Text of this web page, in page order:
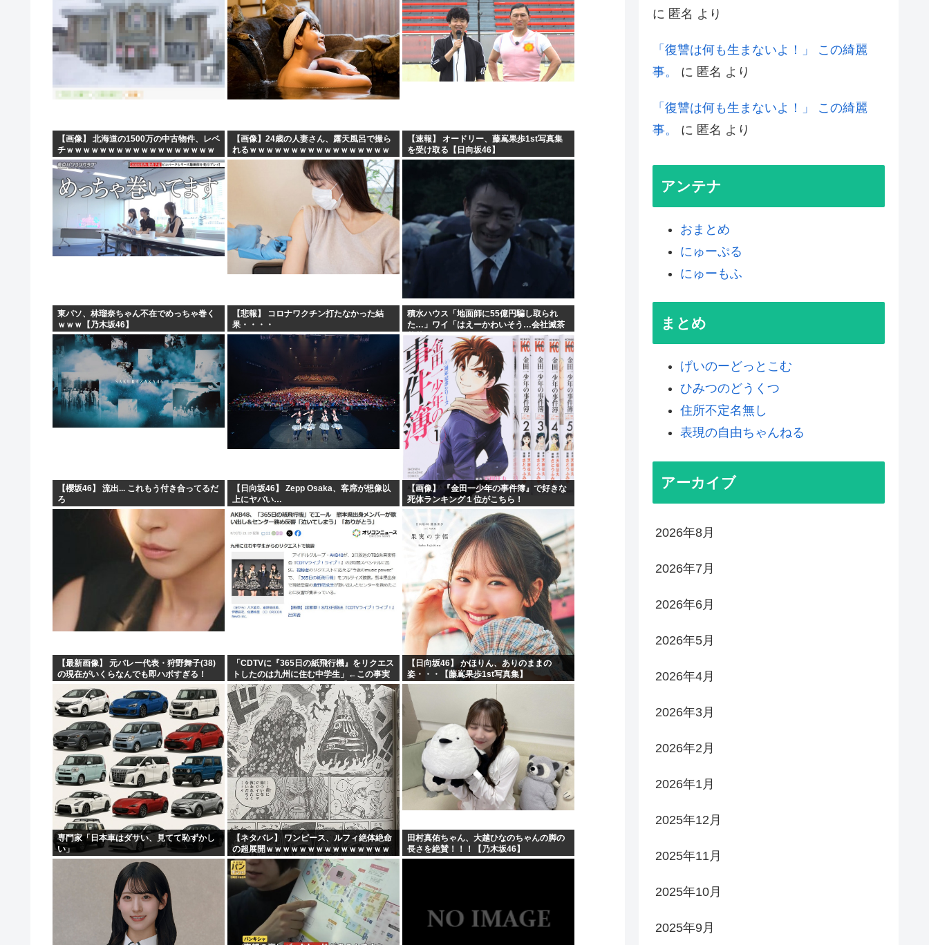
【画像】 北海道の1500万の中古物件、レベ
チｗｗｗｗｗｗｗｗｗｗｗｗｗｗｗｗｗｗ
ｗｗ
【画像】24歳の人妻さん、露天風呂で撮ら
れるｗｗｗｗｗｗｗｗｗｗｗｗｗｗｗｗｗ
【速報】 オードリー、藤嶌果歩1st写真集
を受け取る【日向坂46】
東パソ、林瑠奈ちゃん不在でめっちゃ巻く
ｗｗｗ【乃木坂46】
【悲報】 コロナワクチン打たなかった結
果・・・・
積水ハウス「地面師に55億円騙し取られ
た…」ワイ「はえーかわいそう…会社滅茶
苦茶やろなぁ」→
【櫻坂46】 流出... これもう付き合ってるだ
ろ
【日向坂46】 Zepp Osaka、客席が想像以
上にヤバい…
【画像】 『金田一少年の事件簿』で好きな
死体ランキング１位がこちら！
【最新画像】 元バレー代表・狩野舞子(38)
の現在がいくらなんでも即ハボすぎる！
「CDTVに『365日の紙飛行機』をリクエス
トしたのは九州に住む中学生」←この事実
って結構デカいよな【AKB48】
【日向坂46】 かほりん、ありのままの
姿・・・【藤嶌果歩1st写真集】
専門家「日本車はダサい、見てて恥ずかし
い」
【ネタバレ】 ワンピース、ルフィ絶体絶命
の超展開ｗｗｗｗｗｗｗｗｗｗｗｗｗｗｗ
ｗｗｗｗｗｗｗｗｗｗｗｗｗｗｗｗｗｗｗ
ｗｗｗｗｗｗｗｗｗｗｗ...
田村真佑ちゃん、大越ひなのちゃんの脚の
長さを絶賛！！！【乃木坂46】
に 匿名 より
「復讐は何も生まないよ！」 この綺麗
事。
に 匿名 より
「復讐は何も生まないよ！」 この綺麗
事。
に 匿名 より
アンテナ
おまとめ
にゅーぷる
にゅーもふ
まとめ
げいのーどっとこむ
ひみつのどうくつ
住所不定名無し
表現の自由ちゃんねる
アーカイブ
2026年8月
2026年7月
2026年6月
2026年5月
2026年4月
2026年3月
2026年2月
2026年1月
2025年12月
2025年11月
2025年10月
2025年9月